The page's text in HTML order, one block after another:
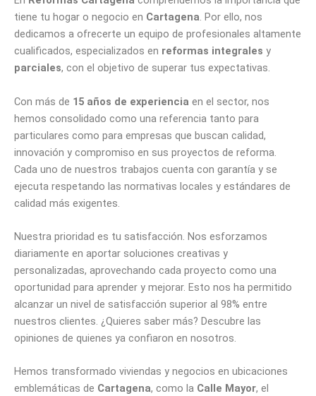
tiene tu hogar o negocio en Cartagena. Por ello, nos
dedicamos a ofrecerte un equipo de profesionales altamente
cualificados, especializados en reformas integrales y
parciales, con el objetivo de superar tus expectativas.
Con más de 15 años de experiencia en el sector, nos
hemos consolidado como una referencia tanto para
particulares como para empresas que buscan calidad,
innovación y compromiso en sus proyectos de reforma.
Cada uno de nuestros trabajos cuenta con garantía y se
ejecuta respetando las normativas locales y estándares de
calidad más exigentes.
Nuestra prioridad es tu satisfacción. Nos esforzamos
diariamente en aportar soluciones creativas y
personalizadas, aprovechando cada proyecto como una
oportunidad para aprender y mejorar. Esto nos ha permitido
alcanzar un nivel de satisfacción superior al 98% entre
nuestros clientes. ¿Quieres saber más? Descubre las
opiniones de quienes ya confiaron en nosotros.
Hemos transformado viviendas y negocios en ubicaciones
emblemáticas de Cartagena, como la Calle Mayor, el